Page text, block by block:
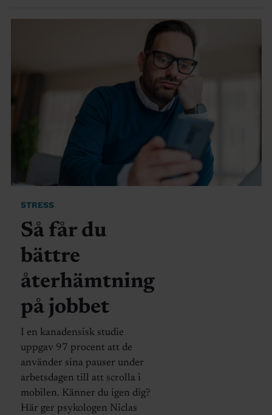
STRESS
Så får du
bättre
återhämtning
på jobbet
I en kanadensisk studie
uppgav 97 procent att de
använder sina pauser under
arbetsdagen till att scrolla i
mobilen. Känner du igen dig?
Här ger psykologen Niclas